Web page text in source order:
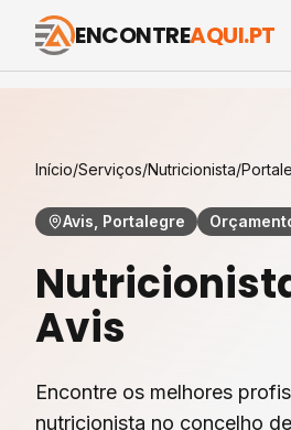
ENCONTREAQUI.PT
Início/Serviços/Nutricionista/
Avis, Portalegre
Avis
Encontre os melhores
nutricionista no concelho de